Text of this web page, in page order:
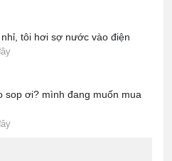
tôi hơi sợ nước vào điện
sop ơi? mình đang muốn mua